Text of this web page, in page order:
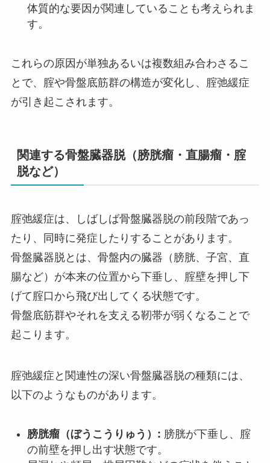
体質的な要因が関連していることも考えられま
す。
これらの原因が単独あるいは複数組み合わさるこ
とで、腟や骨盤底筋群の構造が変化し、腟弛緩症
が引き起こされます。
関連する骨盤臓器脱（膀胱瘤・直腸瘤・腟
脱など）
腟弛緩症は、しばしば骨盤臓器脱の前段階であっ
たり、同時に発症したりすることがあります。
骨盤臓器脱とは、骨盤内の臓器（膀胱、子宮、直
腸など）が本来の位置から下垂し、腟壁を押し下
げて腟口から飛び出してくる状態です。
骨盤底筋群やそれを支える靭帯が弱くなることで
起こります。
腟弛緩症と関連性の深い骨盤臓器脱の種類には、
以下のようなものがあります。
膀胱瘤（ぼうこうりゅう）: 膀胱が下垂し、腟
の前壁を押し出す状態です。